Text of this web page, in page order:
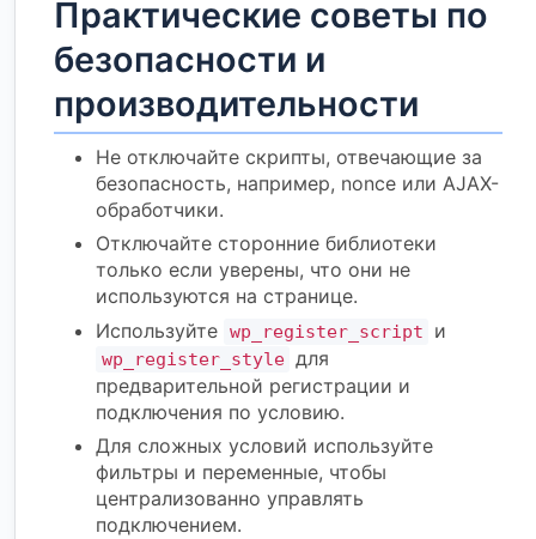
Практические советы по
безопасности и
производительности
Не отключайте скрипты, отвечающие за
безопасность, например, nonce или AJAX-
обработчики.
Отключайте сторонние библиотеки
только если уверены, что они не
используются на странице.
Используйте wp_register_script и
wp_register_style для
предварительной регистрации и
подключения по условию.
Для сложных условий используйте
фильтры и переменные, чтобы
централизованно управлять
подключением.